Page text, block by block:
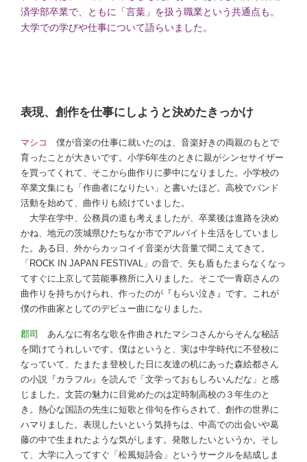
済学部卒業で、ともに「言葉」を扱う職業という共通点も。
大学での学びや仕事について語らいました。
表現、創作を仕事にしようと決めたきっかけ
マシコ
僕が音楽の仕事に就いたのは、音楽好きの両親のもとで
育ったことが大きいです。小学6年生のときに親がシンセサイザー
を買ってくれて、そこから曲作りに夢中になりました。小学校の
卒業文集にも「作曲者になりたい」と書いたほど。高校でバンド
活動を始めて、曲作りも続けていました。
大学在学中、公務員の道も考えましたが、卒業後は進路を決め
かね、地元の茨城県ひたちなか市でアルバイト生活をしていまし
た。ある日、外からカッコイイ音楽が大音量で聞こえてきて。
「ROCK IN JAPAN FESTIVAL」の音で、矢も盾もたまらなくなっ
てすぐに上京して芸能事務所に入りました。そこで一青窈さんの
曲作りを持ちかけられ、作ったのが『もらい泣き』です。これが
僕の作曲家としてのデビュー曲になりました。
郡司
あんなに有名な歌を作曲されたマシコさんからそんな秘話
を聞けてうれしいです。僕はというと、実は中学時代に不登校に
なっていて、たまたま登校した日に友達の机にあった森絵都さん
の小説『カラフル』を読んで「文学っておもしろいんだな」と感
じました。文芸の魅力に目覚めたのは定時制高校の３年生のと
き。熱心な国語の先生に短歌と俳句を作らされて、創作の世界に
ハマりました。表現したいという気持ちは、中高での出会いや葛
藤の中で生まれたような気がします。発散したいというか。そし
て、大学に入ってすぐ「松風短詩会」というサークルを結成しま